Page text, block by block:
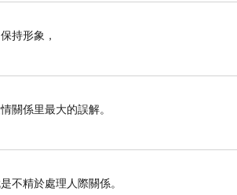
持形象，
關係里最大的誤解。
不精於處理人際關係。